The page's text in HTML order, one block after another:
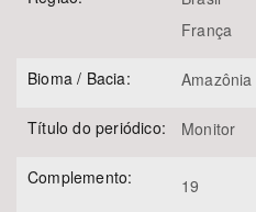
França
Bioma / Bacia: Amazônia
Título do periódico: Monitor
Complemento: 19